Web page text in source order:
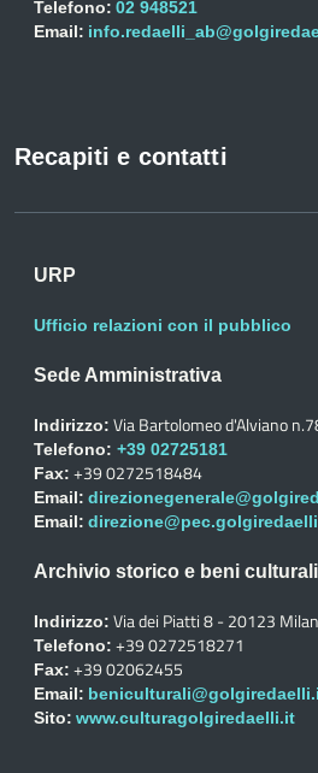
Telefono: 02 948521
Email:
Recapiti e contatti
URP
Ufficio relazioni con il pubblico
Sede Amministrativa
Indirizzo: Via Bartolomeo d'Alviano
Telefono: +39 02725181
Fax: +39 0272518484
Email:
Email:
Archivio storico e beni culturali
Indirizzo: Via dei Piatti 8 - 20123
Telefono: +39 0272518271
Fax: +39 02062455
Email:
Sito: www.culturagolgiredaelli.it